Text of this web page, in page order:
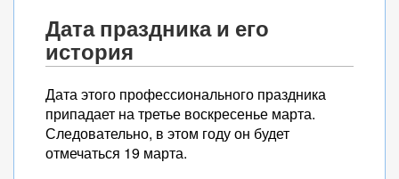
Дата праздника и его
история
Дата этого профессионального праздника
припадает на третье воскресенье марта.
Следовательно, в этом году он будет
отмечаться 19 марта.